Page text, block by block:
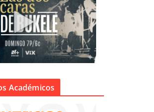
Académicos